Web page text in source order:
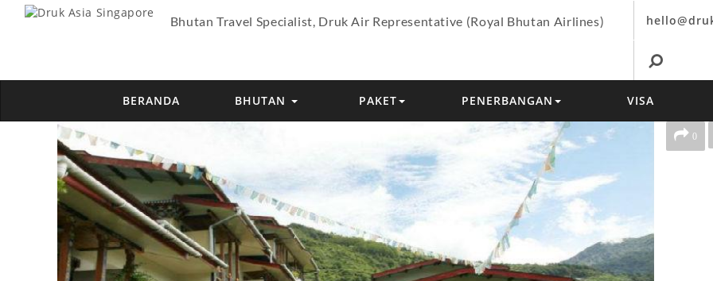
Bhutan Travel Specialist, Druk Air Representative (Royal Bhutan Airlines)
BERANDA BHUTAN PAKET PENERBANGAN VISA
0